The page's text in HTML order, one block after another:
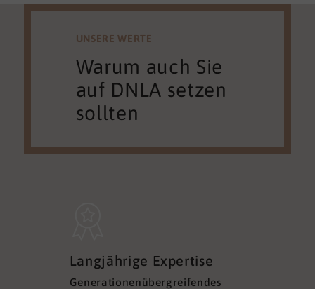
UNSERE WERTE
Warum auch Sie
auf DNLA setzen
sollten
Langjährige Expertise
Generationenübergreifendes